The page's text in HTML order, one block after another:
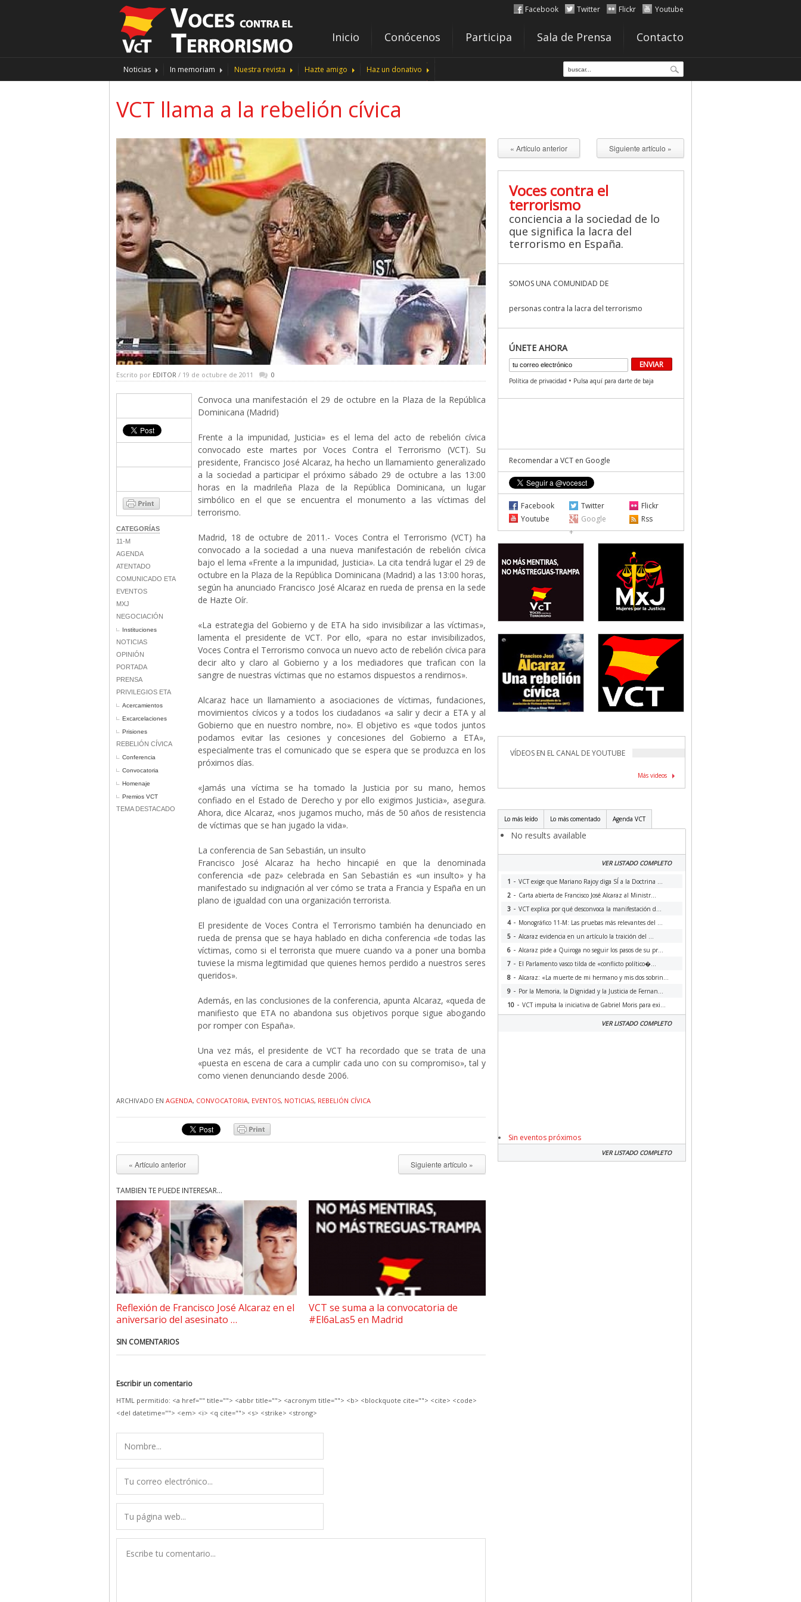
Facebook Twitter Flickr Youtube
Inicio Conócenos Participa Sala de Prensa Contacto
Noticias In memoriam Nuestra revista Hazte amigo Haz un donativo
VCT llama a la rebelión cívica
Escrito por EDITOR / 19 de octubre de 2011 0
CATEGORÍAS
11-M
AGENDA
ATENTADO
COMUNICADO ETA
EVENTOS
MXJ
NEGOCIACIÓN
Instituciones
NOTICIAS
OPINIÓN
PORTADA
PRENSA
PRIVILEGIOS ETA
Acercamientos
Excarcelaciones
Prisiones
REBELIÓN CÍVICA
Conferencia
Convocatoria
Homenaje
Premios VCT
TEMA DESTACADO
Convoca una manifestación el 29 de octubre en la Plaza de la República
Dominicana (Madrid)
Frente a la impunidad, Justicia» es el lema del acto de rebelión cívica
convocado este martes por Voces Contra el Terrorismo (VCT). Su
presidente, Francisco José Alcaraz, ha hecho un llamamiento generalizado
a la sociedad a participar el próximo sábado 29 de octubre a las 13:00
horas en la madrileña Plaza de la República Dominicana, un lugar
simbólico en el que se encuentra el monumento a las víctimas del
terrorismo.
Madrid, 18 de octubre de 2011.- Voces Contra el Terrorismo (VCT) ha
convocado a la sociedad a una nueva manifestación de rebelión cívica
bajo el lema «Frente a la impunidad, Justicia». La cita tendrá lugar el 29 de
octubre en la Plaza de la República Dominicana (Madrid) a las 13:00 horas,
según ha anunciado Francisco José Alcaraz en rueda de prensa en la sede
de Hazte Oír.
«La estrategia del Gobierno y de ETA ha sido invisibilizar a las víctimas»,
lamenta el presidente de VCT. Por ello, «para no estar invisibilizados,
Voces Contra el Terrorismo convoca un nuevo acto de rebelión cívica para
decir alto y claro al Gobierno y a los mediadores que trafican con la
sangre de nuestras víctimas que no estamos dispuestos a rendirnos».
Alcaraz hace un llamamiento a asociaciones de víctimas, fundaciones,
movimientos cívicos y a todos los ciudadanos «a salir y decir a ETA y al
Gobierno que en nuestro nombre, no». El objetivo es «que todos juntos
podamos evitar las cesiones y concesiones del Gobierno a ETA»,
especialmente tras el comunicado que se espera que se produzca en los
próximos días.
«Jamás una víctima se ha tomado la Justicia por su mano, hemos
confiado en el Estado de Derecho y por ello exigimos Justicia», asegura.
Ahora, dice Alcaraz, «nos jugamos mucho, más de 50 años de resistencia
de víctimas que se han jugado la vida».
La conferencia de San Sebastián, un insulto
Francisco José Alcaraz ha hecho hincapié en que la denominada
conferencia «de paz» celebrada en San Sebastián es «un insulto» y ha
manifestado su indignación al ver cómo se trata a Francia y España en un
plano de igualdad con una organización terrorista.
El presidente de Voces Contra el Terrorismo también ha denunciado en
rueda de prensa que se haya hablado en dicha conferencia «de todas las
víctimas, como si el terrorista que muere cuando va a poner una bomba
tuviese la misma legitimidad que quienes hemos perdido a nuestros seres
queridos».
Además, en las conclusiones de la conferencia, apunta Alcaraz, «queda de
manifiesto que ETA no abandona sus objetivos porque sigue abogando
por romper con España».
Una vez más, el presidente de VCT ha recordado que se trata de una
«puesta en escena de cara a cumplir cada uno con su compromiso», tal y
como vienen denunciando desde 2006.
ARCHIVADO EN AGENDA, CONVOCATORIA, EVENTOS, NOTICIAS, REBELIÓN CÍVICA
« Artículo anterior Siguiente artículo »
TAMBIÉN TE PUEDE INTERESAR...
Reflexión de Francisco José Alcaraz en el
aniversario del asesinato …
VCT se suma a la convocatoria de
#El6aLas5 en Madrid
SIN COMENTARIOS
Escribir un comentario
HTML permitido: <a href="" title=""> <abbr title=""> <acronym title=""> <b> <blockquote cite=""> <cite> <code>
<del datetime=""> <em> <i> <q cite=""> <s> <strike> <strong>
« Artículo anterior Siguiente artículo »
Voces contra el
terrorismo
conciencia a la sociedad de lo
que significa la lacra del
terrorismo en España.
SOMOS UNA COMUNIDAD DE
personas contra la lacra del terrorismo
ÚNETE AHORA
Política de privacidad • Pulsa aquí para darte de baja
Recomendar a VCT en Google
Facebook Twitter
Flickr
Youtube
Google
+
Rss
VÍDEOS EN EL CANAL DE YOUTUBE
Más videos
Lo más leído Lo más comentado Agenda VCT
No results available
VER LISTADO COMPLETO
1 - VCT exige que Mariano Rajoy diga SÍ a la Doctrina ...
2 - Carta abierta de Francisco José Alcaraz al Ministr...
3 - VCT explica por qué desconvoca la manifestación d...
4- Monográfico 11-M: Las pruebas más relevantes del ...
5 - Alcaraz evidencia en un artículo la traición del ...
6 - Alcaraz pide a Quiroga no seguir los pasos de su pr...
7 - El Parlamento vasco tilda de «conflicto político�...
8 - Alcaraz: «La muerte de mi hermano y mis dos sobrin...
9 - Por la Memoria, la Dignidad y la Justicia de Fernan...
10 - VCT impulsa la iniciativa de Gabriel Moris para exi...
VER LISTADO COMPLETO
Sin eventos próximos
VER LISTADO COMPLETO